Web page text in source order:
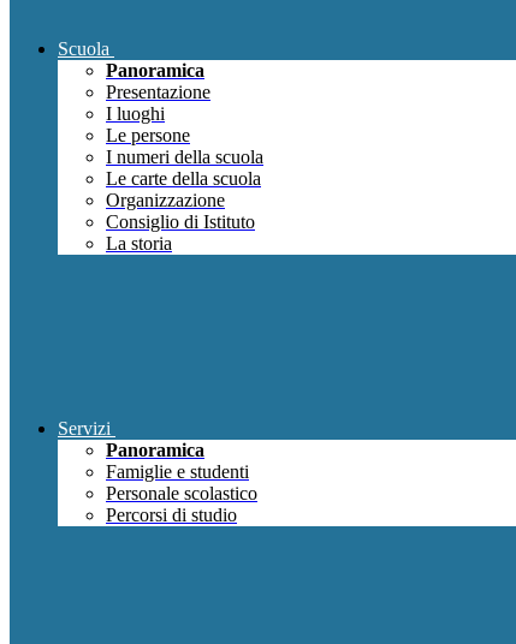
Scuola
Panoramica
Presentazione
I luoghi
Le persone
I numeri della scuola
Le carte della scuola
Organizzazione
Consiglio di Istituto
La storia
Servizi
Panoramica
Famiglie e studenti
Personale scolastico
Percorsi di studio